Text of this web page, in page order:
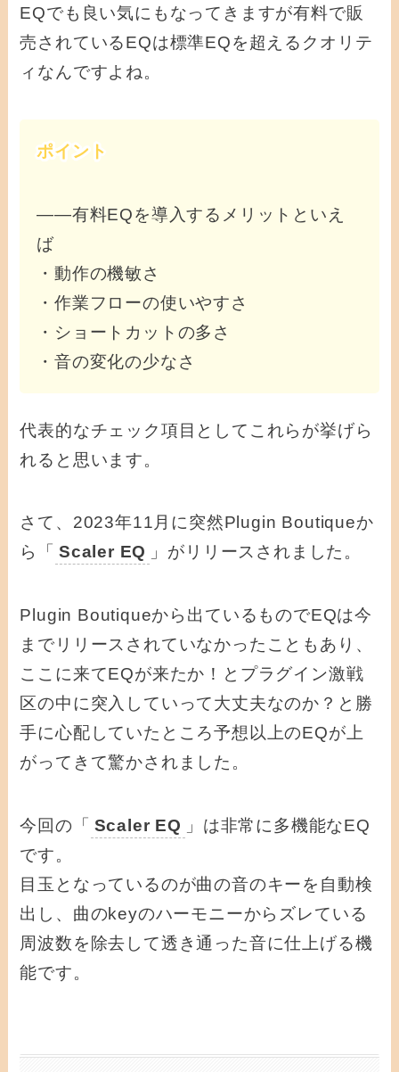
EQでも良い気にもなってきますが有料で販
売されているEQは標準EQを超えるクオリテ
ィなんですよね。
ポイント
――有料EQを導入するメリットといえ
ば
・動作の機敏さ
・作業フローの使いやすさ
・ショートカットの多さ
・音の変化の少なさ
代表的なチェック項目としてこれらが挙げら
れると思います。
さて、2023年11月に突然Plugin Boutiqueか
ら「 Scaler EQ 」がリリースされました。
Plugin Boutiqueから出ているものでEQは今
までリリースされていなかったこともあり、
ここに来てEQが来たか！とプラグイン激戦
区の中に突入していって大丈夫なのか？と勝
手に心配していたところ予想以上のEQが上
がってきて驚かされました。
今回の「 Scaler EQ
」は非常に多機能なEQ
です。
目玉となっているのが曲の音のキーを自動検
出し、曲のkeyのハーモニーからズレている
周波数を除去して透き通った音に仕上げる機
能です。